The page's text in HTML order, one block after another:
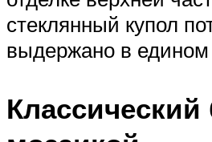
стеклянный купол
выдержано в едином
Классический